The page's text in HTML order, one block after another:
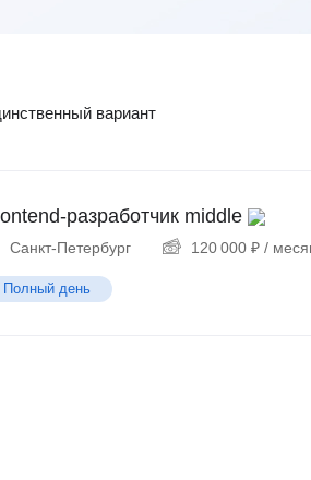
вариант
разработчик middle
Санкт-Петербург 120 000 ₽ /
Полный день